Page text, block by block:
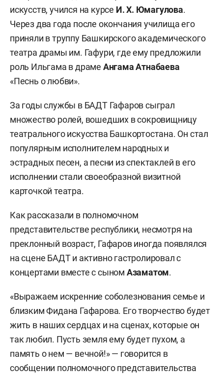
искусств, учился на курсе И. Х. Юмагулова.
Через два года после окончания училища его
приняли в труппу Башкирского академического
театра драмы им. Гафури, где ему предложили
роль Ильгама в драме Ангама Атнабаева
«Песнь о любви».
За годы службы в БАДТ Гафаров сыграл
множество ролей, вошедших в сокровищницу
театрального искусства Башкортостана. Он стал
популярным исполнителем народных и
эстрадных песен, а песни из спектаклей в его
исполнении стали своеобразной визитной
карточкой театра.
Как рассказали в полномочном
представительстве республики, несмотря на
преклонный возраст, Гафаров иногда появлялся
на сцене БАДТ и активно гастролировал с
концертами вместе с сыном Азаматом.
«Выражаем искренние соболезнования семье и
близким Фидана Гафарова. Его творчество будет
жить в наших сердцах и на сценах, которые он
так любил. Пусть земля ему будет пухом, а
память о нем — вечной!» — говорится в
сообщении полномочного представительства